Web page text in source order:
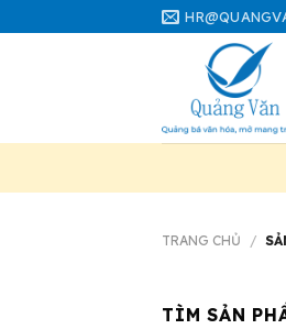
to
TRANG CHỦ /
TÌM SẢN